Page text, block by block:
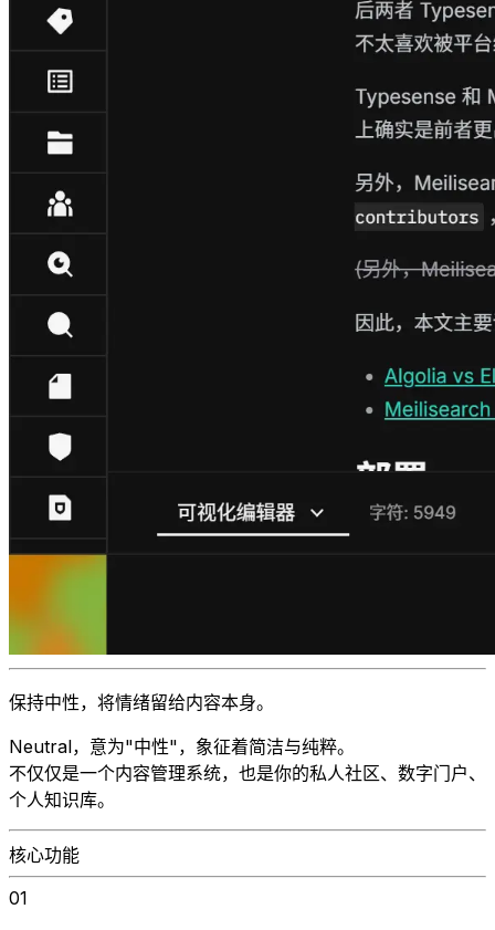
保持中性，将情绪留给内容本身。
Neutral，意为"中性"，象征着简洁与纯粹。
不仅仅是一个内容管理系统，也是你的私人社区、数字门户、
个人知识库。
核心功能
01